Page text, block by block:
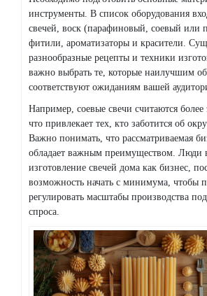
инструменты. В список оборудования
свечей, воск (парафиновый, соевый или
фитили, ароматизаторы и красители.
разнообразные рецепты и техники
важно выбрать те, которые наилучшим
соответствуют ожиданиям вашей
Например, соевые свечи считаются более
что привлекает тех, кто заботится об
Важно понимать, что рассматриваемая
обладает важным преимуществом. Люди
изготовление свечей дома как бизнес,
возможность начать с минимума, чтобы
регулировать масштабы производства
спроса.